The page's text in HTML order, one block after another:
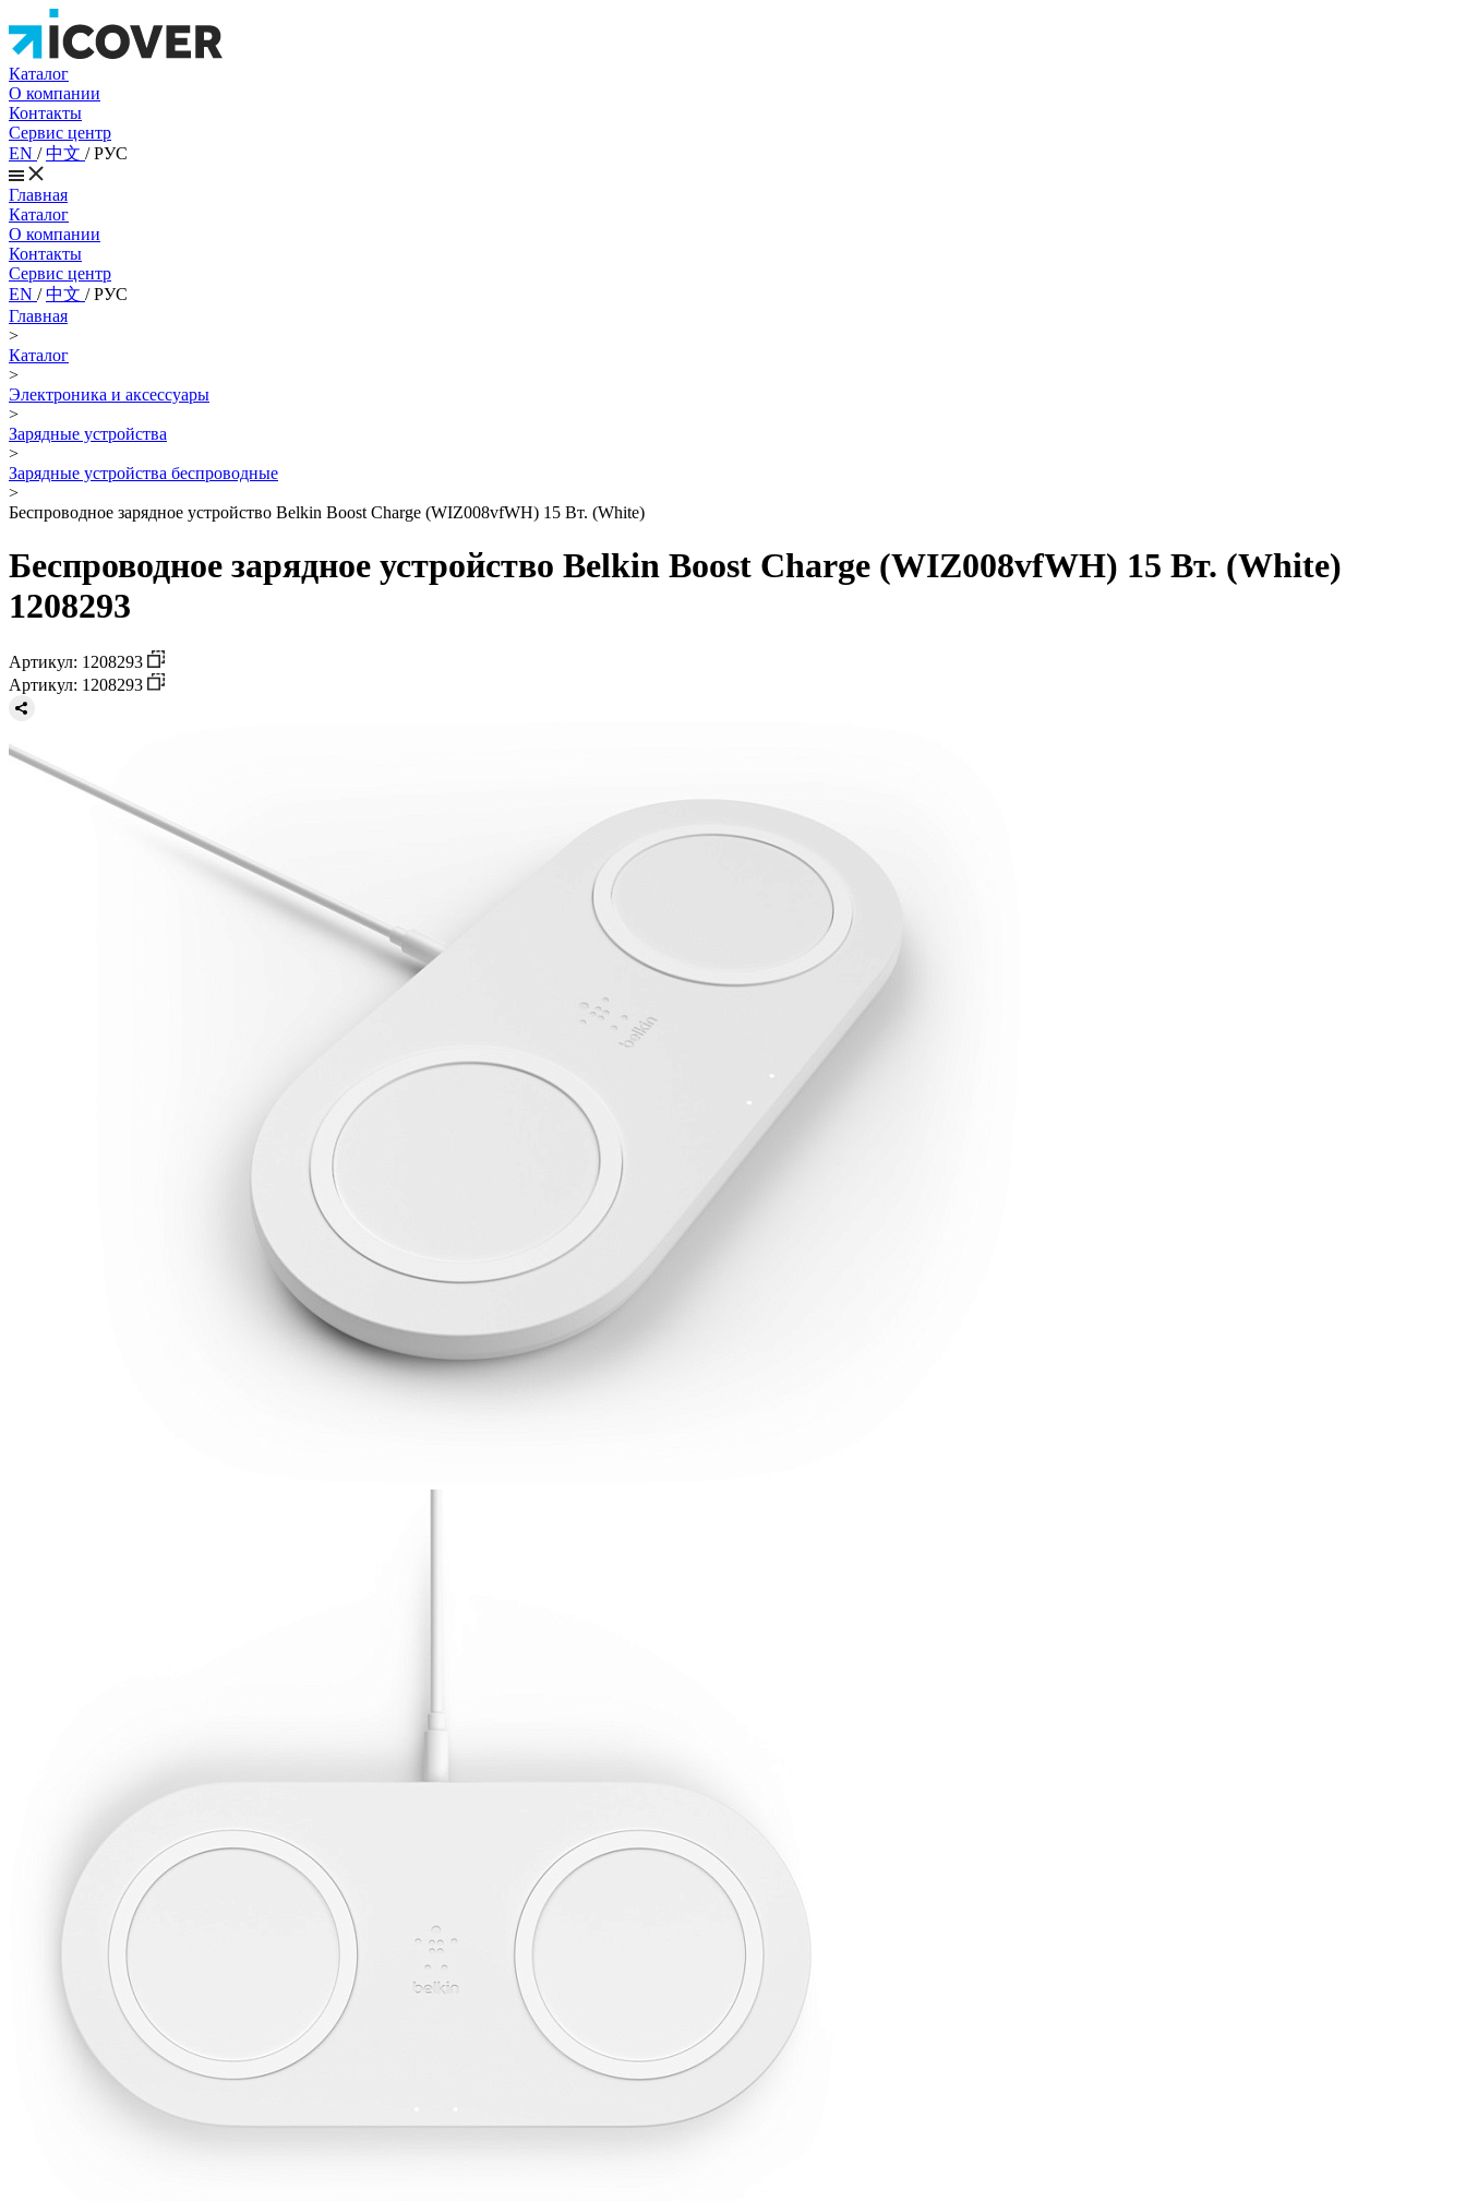
Каталог
О компании
Контакты
Сервис центр
EN /中文 /РУС
Главная
Каталог
О компании
Контакты
Сервис центр
EN /中文 /РУС
Главная
>
Каталог
>
Электроника и аксессуары
>
Зарядные устройства
>
Зарядные устройства беспроводные
>
Беспроводное зарядное устройство Belkin Boost Charge (WIZ008vfWH) 15 Вт. (White)
Беспроводное зарядное устройство Belkin Boost Charge (WIZ008vfWH) 15 Вт. (White)
1208293
Артикул: 1208293
Артикул: 1208293